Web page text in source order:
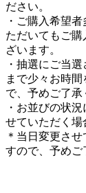
ださい。
・ご購入希望
ただいてもご
ざいます。
・抽選にご当
まで少々お時
で、予めご了承
・お並びの状
せていただく場
＊当日変更さ
すので、予めご